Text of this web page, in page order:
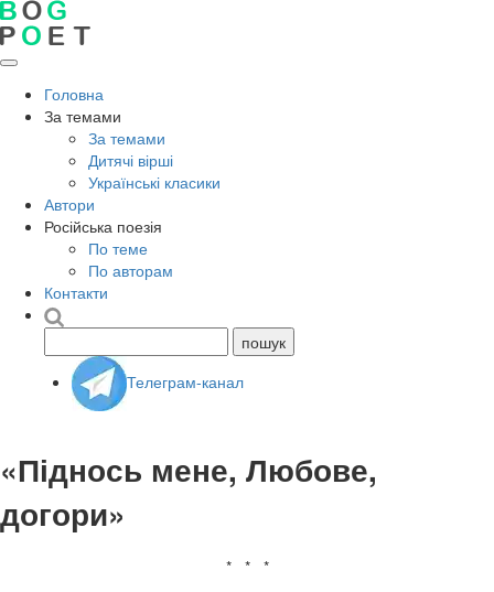
Головна
За темами
За темами
Дитячі вірші
Українські класики
Автори
Російська поезія
По теме
По авторам
Контакти
Телеграм-канал
«Піднось мене, Любове,
догори»
* * *